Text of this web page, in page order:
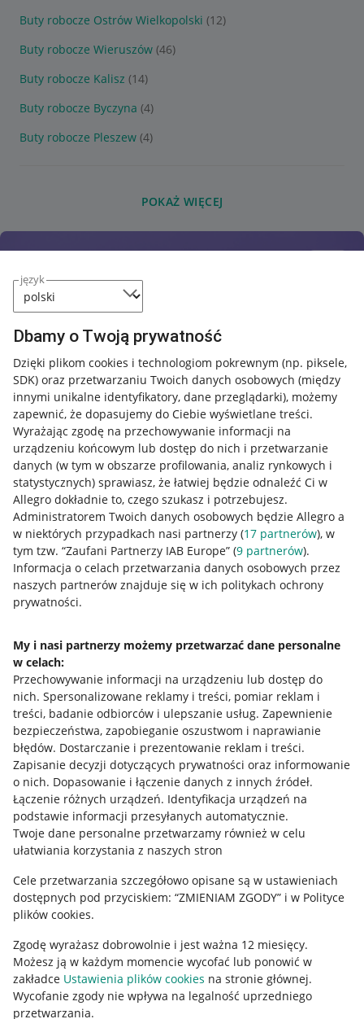
język
Dbamy o Twoją prywatność
Dzięki plikom cookies i technologiom pokrewnym (np. piksele,
SDK) oraz przetwarzaniu Twoich danych osobowych (między
innymi unikalne identyfikatory, dane przeglądarki), możemy
zapewnić, że dopasujemy do Ciebie wyświetlane treści.
Wyrażając zgodę na przechowywanie informacji na
urządzeniu końcowym lub dostęp do nich i przetwarzanie
danych (w tym w obszarze profilowania, analiz rynkowych i
statystycznych) sprawiasz, że łatwiej będzie odnaleźć Ci w
Allegro dokładnie to, czego szukasz i potrzebujesz.
Administratorem Twoich danych osobowych będzie Allegro a
w niektórych przypadkach nasi partnerzy (17 partnerów), w
tym tzw. “Zaufani Partnerzy IAB Europe” (9 partnerów).
Informacja o celach przetwarzania danych osobowych przez
naszych partnerów znajduje się w ich politykach ochrony
prywatności.
My i nasi partnerzy możemy przetwarzać dane personalne
w celach:
Przechowywanie informacji na urządzeniu lub dostęp do
nich. Spersonalizowane reklamy i treści, pomiar reklam i
treści, badanie odbiorców i ulepszanie usług. Zapewnienie
bezpieczeństwa, zapobieganie oszustwom i naprawianie
błędów. Dostarczanie i prezentowanie reklam i treści.
Zapisanie decyzji dotyczących prywatności oraz informowanie
o nich. Dopasowanie i łączenie danych z innych źródeł.
Łączenie różnych urządzeń. Identyfikacja urządzeń na
podstawie informacji przesyłanych automatycznie.
Twoje dane personalne przetwarzamy również w celu
ułatwiania korzystania z naszych stron
Cele przetwarzania szczegółowo opisane są w ustawieniach
dostępnych pod przyciskiem: “ZMIENIAM ZGODY” i w Polityce
plików cookies.
Zgodę wyrażasz dobrowolnie i jest ważna 12 miesięcy.
Możesz ją w każdym momencie wycofać lub ponowić w
zakładce Ustawienia plików cookies na stronie głównej.
Wycofanie zgody nie wpływa na legalność uprzedniego
przetwarzania.
Buty robocze Ostrów Wielkopolski (12)
Buty robocze Wieruszów (46)
Buty robocze Kalisz (14)
Buty robocze Byczyna (4)
Buty robocze Pleszew (4)
POKAŻ WIĘCEJ
Przydatne informacje
Jak to działa
Allegro Gadane dla sprzedających
Allegro Gadane dla kupujących
Mapa miejscowości
Informacje prawne
Regulamin
Polityka plików "cookies"
Ustawienia plików "cookies"
Udostępnianie lokalizacji
Informacje dla Aktu o Usługach Cyfrowych
Pobierz aplikację